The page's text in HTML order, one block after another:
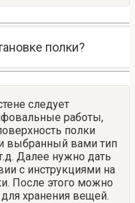
полки?
следует
работы,
полки
выбранный вами тип
Далее нужно дать
с инструкциями на
После этого можно
хранения вещей.